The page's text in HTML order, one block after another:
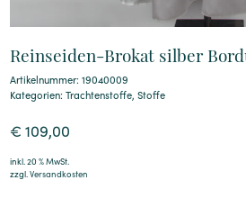
Reinseiden-Brokat silber
Artikelnummer: 19040009
Kategorien:Trachtenstoffe,Stoffe
€ 109,00
inkl. 20 % MwSt.
zzgl.Versandkosten